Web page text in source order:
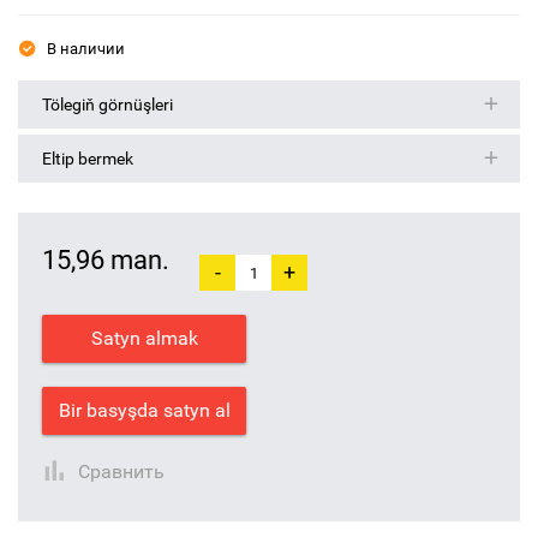
В наличии
Tölegiň görnüşleri
Eltip bermek
15,96 man. - +
Satyn almak
Bir basyşda satyn al
Сравнить